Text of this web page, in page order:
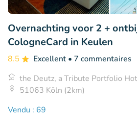
Overnachting voor 2 +
CologneCard in Keulen
8.5 Excellent • 7 commentaires
the Deutz, a Tribute Portfolio
51063 Köln (2km)
Vendu : 69